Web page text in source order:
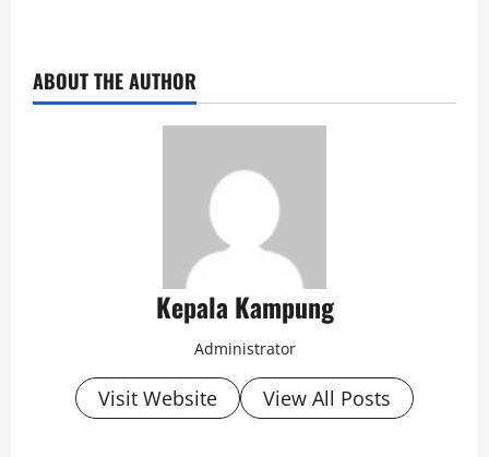
ABOUT THE AUTHOR
Kepala Kampung
Administrator
Visit Website View All Posts